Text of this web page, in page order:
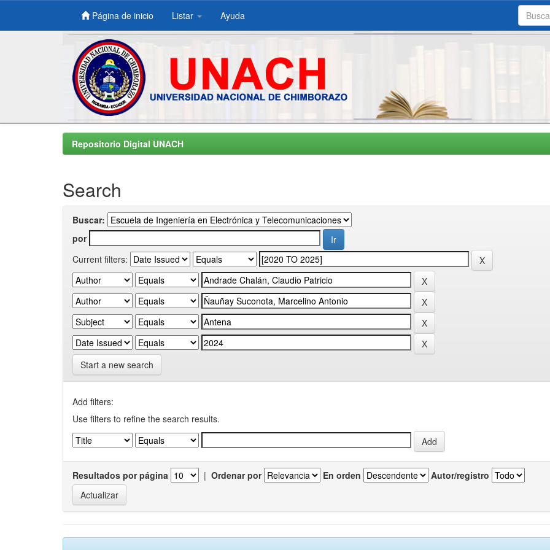
Skip
Página de inicio Listar Ayuda
Repositorio Digital UNACH
Search
Buscar:
por
Current filters:
Start a new search
Add filters:
Use filters to refine the search results.
Resultados por página | Ordenar por En orden Autor/registro